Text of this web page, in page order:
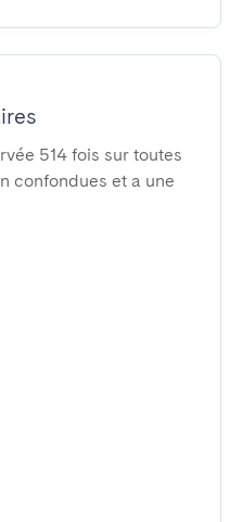
514 fois sur toutes
confondues et a une